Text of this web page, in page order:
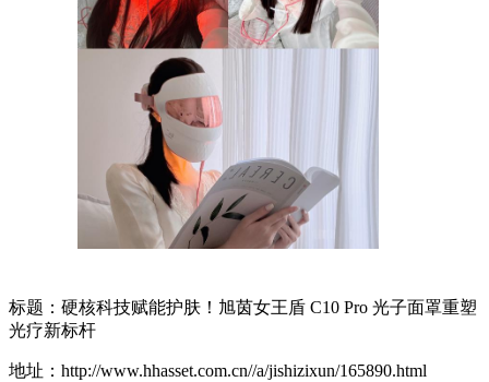
标题：硬核科技赋能护肤！旭茵女王盾 C10 Pro 光子面罩重塑
光疗新标杆
地址：http://www.hhasset.com.cn//a/jishizixun/165890.html